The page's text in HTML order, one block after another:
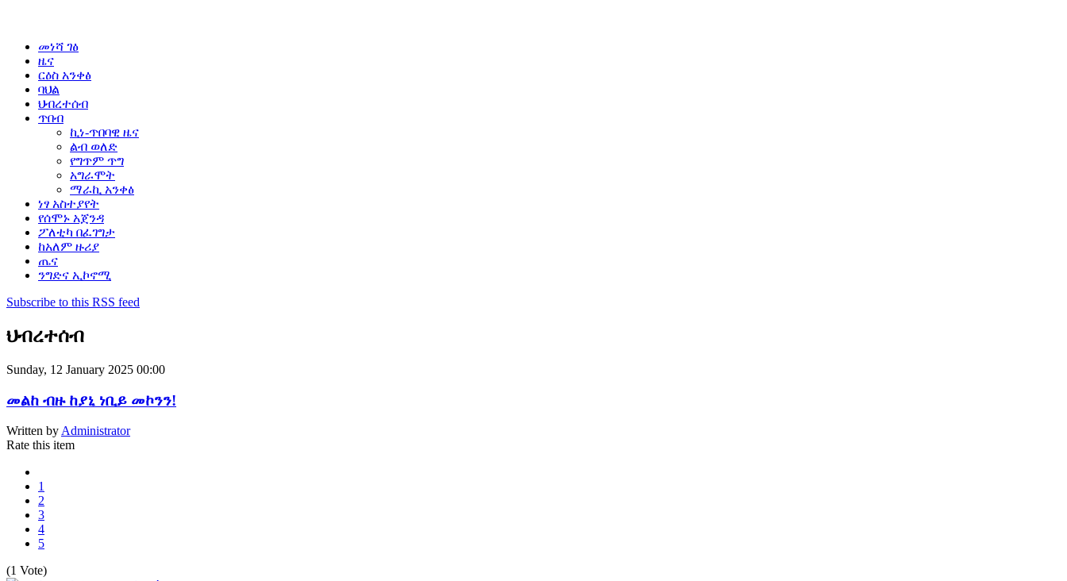
መነሻ ገፅ
ዜና
ርዕስ አንቀፅ
ባህል
ህብረተሰብ
ጥበብ
ኪነ-ጥበባዊ ዜና
ልብ ወለድ
የግጥም ጥግ
አግራሞት
ማራኪ አንቀፅ
ነፃ አስተያየት
የሰሞኑ አጀንዳ
ፖለቲካ በፈገግታ
ከአለም ዙሪያ
ጤና
ንግድና ኢኮኖሚ
Subscribe to this RSS feed
ህብረተሰብ
Sunday, 12 January 2025 00:00
መልከ ብዙ ከያኒ ነቢይ መኮንን!
Written by Administrator
Rate this item
1
2
3
4
5
(1 Vote)